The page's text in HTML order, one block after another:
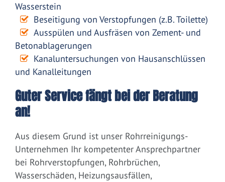
Wasserstein
Beseitigung von Verstopfungen (z.B. Toilette)
Ausspülen und Ausfräsen von Zement- und
Betonablagerungen
Kanaluntersuchungen von Hausanschlüssen
und Kanalleitungen
Guter Service fängt bei der Beratung
an!
Aus diesem Grund ist unser Rohrreinigungs-
Unternehmen Ihr kompetenter Ansprechpartner
bei Rohrverstopfungen, Rohrbrüchen,
Wasserschäden, Heizungsausfällen,